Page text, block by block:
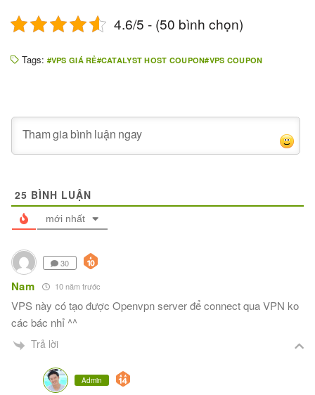
4.6/5 - (50 bình chọn)
Tags: VPS GIÁ RẺ CATALYST HOST COUPON VPS COUPON
25 BÌNH LUẬN
mới nhất
30
Nam 10 năm trước
VPS này có tạo được Openvpn server để connect qua VPN ko
các bác nhỉ ^^
Trả lời
Admin